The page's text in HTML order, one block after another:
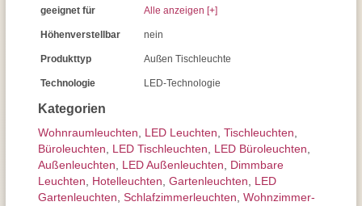
Kategorien
Wohnraum­leuchten LED Leuchten Tisch­leuchten
Büroleuchten
LED Tischleuchten LED Büroleuchten
Außen­leuchten
LED Außenleuchten
Dimmbare
Leuchten
Hotelleuchten Gartenleuchten
LED
Gartenleuchten Schlafzimmer­leuchten Wohnzimmer­
geeignet für Alle anzeigen [+]
Höhenverstellbar nein
Produkttyp Außen Tischleuchte
Technologie LED-Technologie